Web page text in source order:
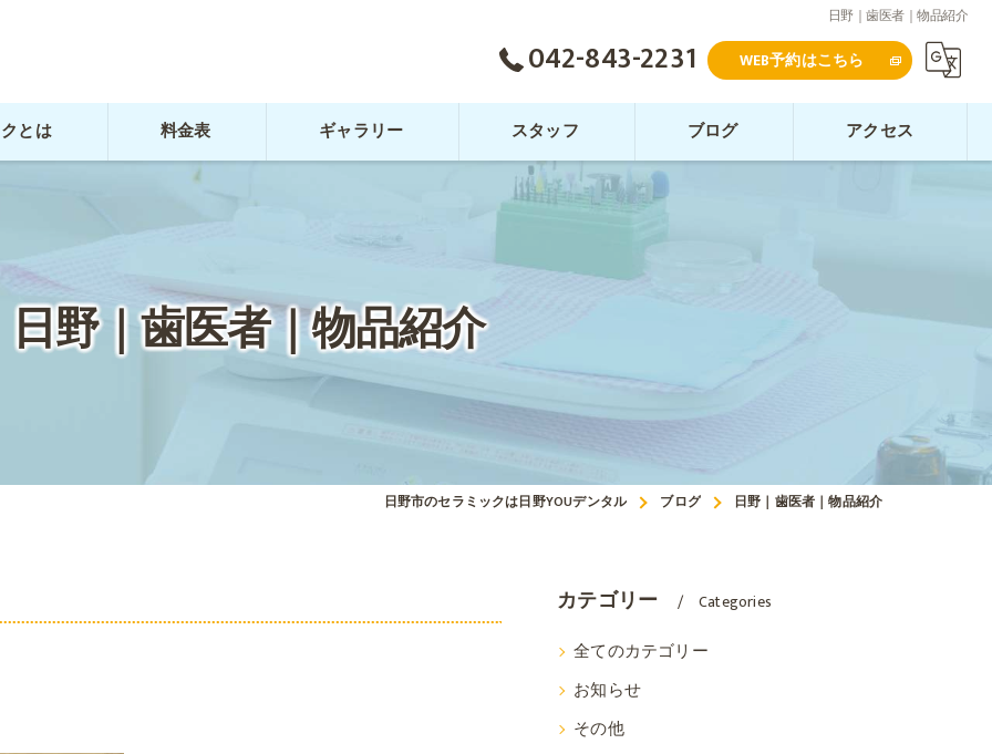
日野｜歯医者｜物品紹介
042-843-2231 WEB予約はこちら
とは 料金表 ギャラリー スタッフ ブログ アクセス
日野｜歯医者｜物品紹介
日野市のセラミックは日野YOUデンタル ブログ 日野｜歯医者｜物品紹介
カテゴリー Categories
全てのカテゴリー
お知らせ
その他